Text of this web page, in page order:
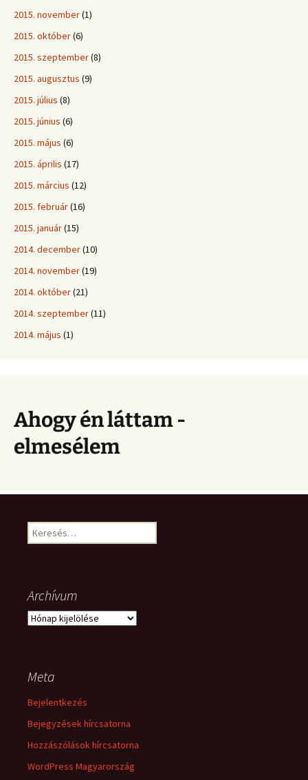
2015. november(1)
2015. október(6)
2015. szeptember(8)
2015. augusztus (9)
2015. július (8)
2015. június (6)
2015. május (6)
2015. április (17)
2015. március (12)
2015. február(16)
2015. január(15)
2014. december(10)
2014. november(19)
2014. október(21)
2014. szeptember(11)
2014. május (1)
Ahogy én láttam -
elmesélem
Keresés:
Archívum
Archívum
Meta
Bejelentkezés
Bejegyzések hírcsatorna
Hozzászólások hírcsatorna
WordPress Magyarország